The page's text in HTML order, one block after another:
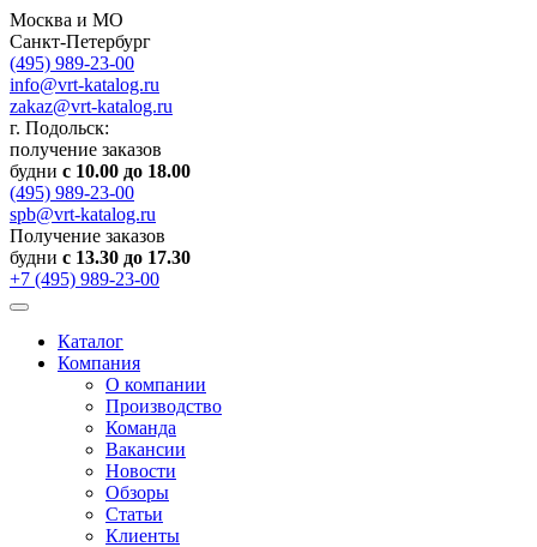
Москва и МО
Санкт-Петербург
(495) 989-23-00
info@vrt-katalog.ru
zakaz@vrt-katalog.ru
г. Подольск:
получение заказов
будни с 10.00 до 18.00
(495) 989-23-00
spb@vrt-katalog.ru
Получение заказов
будни с 13.30 до 17.30
+7 (495) 989-23-00
Каталог
Компания
О компании
Производство
Команда
Вакансии
Новости
Обзоры
Статьи
Клиенты